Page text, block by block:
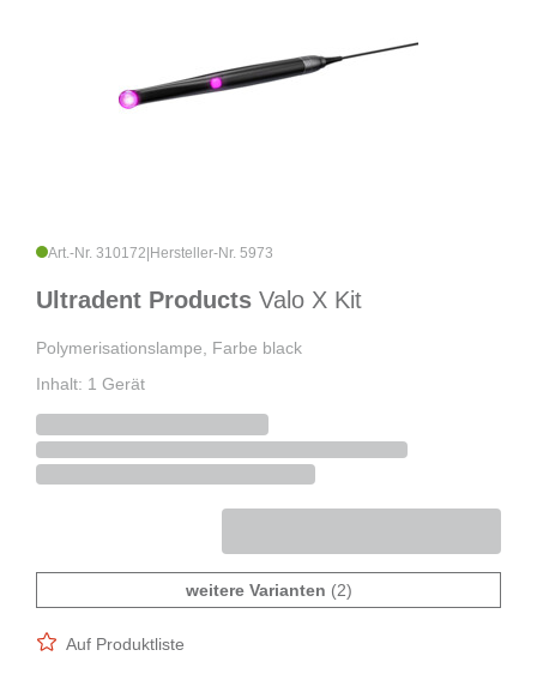
Art.-Nr. 310172 Hersteller-Nr. 5973
Ultradent Products Valo X Kit
Polymerisationslampe, Farbe black
Inhalt: 1 Gerät
weitere Varianten (2)
Auf Produktliste